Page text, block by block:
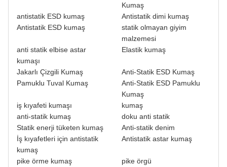
Kumaş
antistatik ESD kumaş
Antistatik dimi kumaş
Antistatik ESD kumaş
statik olmayan giyim
malzemesi
anti statik elbise astar
kumaşı
Elastik kumaş
Jakarlı Çizgili Kumaş
Anti-Statik ESD Kumaş
Pamuklu Tuval Kumaş
Anti-Statik ESD Pamuklu
Kumaş
iş kıyafeti kumaşı
kumaş
anti-statik kumaş
doku anti statik
Statik enerji tüketen kumaş
Anti-statik denim
İş kıyafetleri için antistatik
kumaş
Antistatik astar kumaş
pike örme kumaş
pike örgü